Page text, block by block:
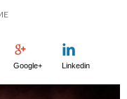
Google+ Linkedin